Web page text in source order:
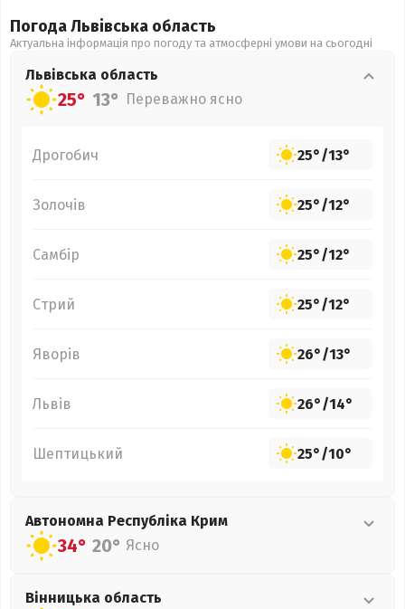
Погода Львівська область
Актуальна інформація про погоду та атмосферні умови на сьогодні
Львівська область
25° 13° Переважно ясно
Дрогобич 25°/13°
Золочів 25°/12°
Самбір 25°/12°
Стрий 25°/12°
Яворів 26°/13°
Львів 26°/14°
Шептицький 25°/10°
Автономна Республіка Крим
34° 20° Ясно
Вінницька область